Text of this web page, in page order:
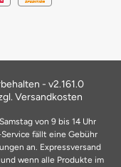
- v2.161.0
Versandkosten
von 9 bis 14 Uhr
fällt eine Gebühr
an. Expressversand
wenn alle Produkte im